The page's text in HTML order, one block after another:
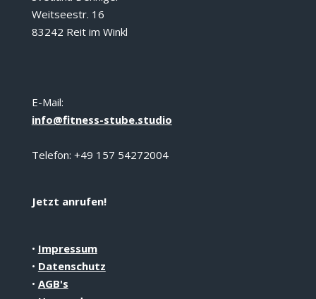
Weitseestr. 16
83242 Reit im Winkl
E-Mail:
info@fitness-stube.studio
Telefon: +49 157 54272004
Jetzt anrufen!
• Impressum
• Datenschutz
• AGB's